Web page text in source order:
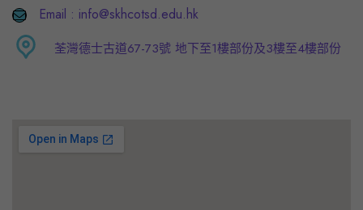
Email : info@skhcotsd.edu.hk
荃灣德士古道67-73號 地下至1樓部份及3樓至4樓部份